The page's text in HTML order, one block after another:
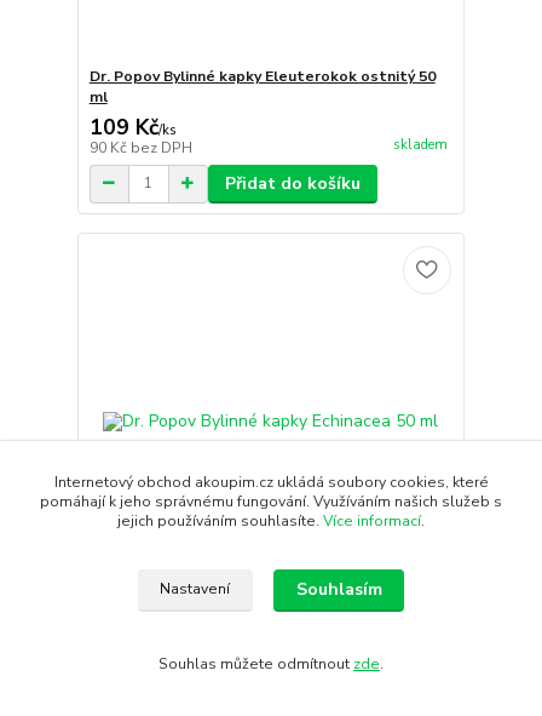
Dr. Popov Bylinné kapky Eleuterokok ostnitý 50
ml
109 Kč/ks
90 Kč bez DPH skladem
Přidat do košíku
Dr. Popov Bylinné kapky Echinacea 50 ml
bez DPH
Internetový obchod akoupim.cz ukládá soubory cookies, které
pomáhají k jeho správnému fungování. Využíváním našich služeb s
jejich používáním souhlasíte. Více informací.
Nastavení Souhlasím
Souhlas můžete odmítnout zde.